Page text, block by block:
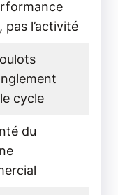
pas l’activité
cycle
du